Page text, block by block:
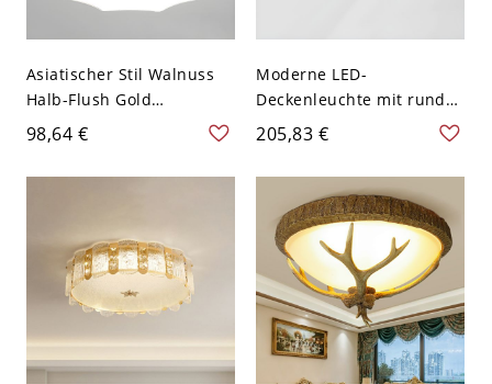
Asiatischer Stil Walnuss
Halb-Flush Gold
Deckenleuchte mit
weißem Glasschirm -
110V-120V 20,32 cm
98,64 €
Moderne LED-
Deckenleuchte mit runder
Form und milchigem
Glasschirm - Schwarz
110V-120V 30,48 cm
205,83 €